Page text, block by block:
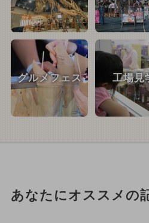
グルメフェス 工場見
あなたにオススメの